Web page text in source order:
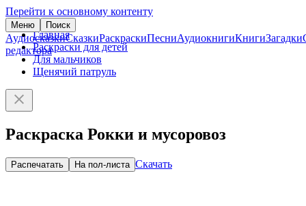
Перейти к основному контенту
Меню Поиск
АудиосказкиСказкиРаскраскиПесниАудиокнигиКнигиЗагадки
редактора
Главная
Раскраски для детей
Для мальчиков
Щенячий патруль
Раскраска Рокки и мусоровоз
Распечатать На пол-листа Скачать